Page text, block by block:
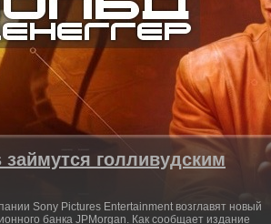
голливудским
Sony Pictures Entertainment возглавят новый
банка JPMorgan. Как сообщает издание